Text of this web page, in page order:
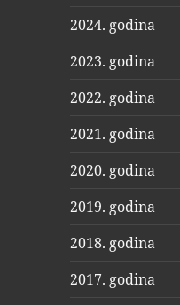
2024. godina
2023. godina
2022. godina
2021. godina
2020. godina
2019. godina
2018. godina
2017. godina